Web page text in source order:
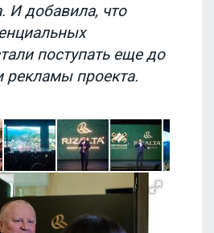
И добавила, что
поступать еще до
рекламы проекта.